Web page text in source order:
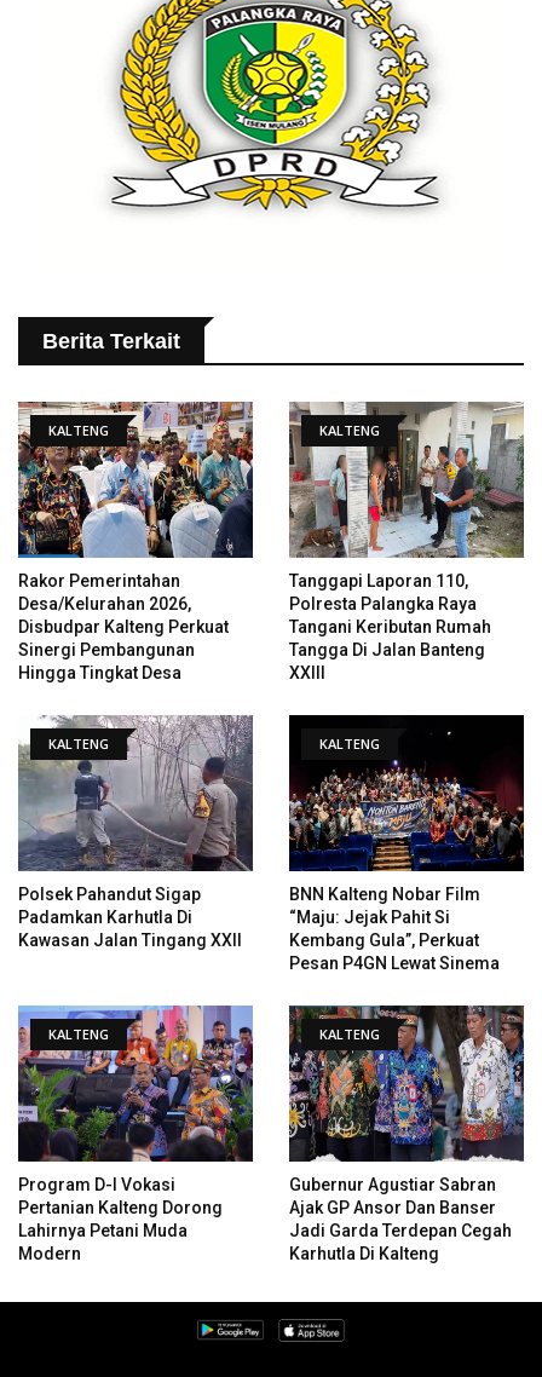
Berita Terkait
KALTENG
Rakor Pemerintahan
Desa/Kelurahan 2026,
Disbudpar Kalteng Perkuat
Sinergi Pembangunan
Hingga Tingkat Desa
KALTENG
Tanggapi Laporan 110,
Polresta Palangka Raya
Tangani Keributan Rumah
Tangga Di Jalan Banteng
XXIII
KALTENG
Polsek Pahandut Sigap
Padamkan Karhutla Di
Kawasan Jalan Tingang XXII
KALTENG
BNN Kalteng Nobar Film
“Maju: Jejak Pahit Si
Kembang Gula”, Perkuat
Pesan P4GN Lewat Sinema
KALTENG
Program D-I Vokasi
Pertanian Kalteng Dorong
Lahirnya Petani Muda
Modern
KALTENG
Gubernur Agustiar Sabran
Ajak GP Ansor Dan Banser
Jadi Garda Terdepan Cegah
Karhutla Di Kalteng